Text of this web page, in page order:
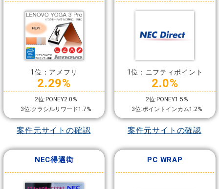
1位：アメフリ
2.29%
2位:PONEY2.0%
3位:クラシルリワード1.7%
案件元サイトの確認
1位：ニフティポイント
2.0%
2位:PONEY1.5%
3位:ポイントインカム1.2%
案件元サイトの確認
NEC得選街 PC WRAP